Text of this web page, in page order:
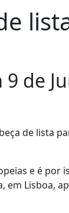
de
de lista
e é por
em Lisboa,